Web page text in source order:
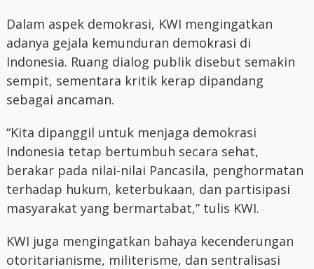
Dalam aspek demokrasi, KWI mengingatkan
adanya gejala kemunduran demokrasi di
Indonesia. Ruang dialog publik disebut semakin
sempit, sementara kritik kerap dipandang
sebagai ancaman.
“Kita dipanggil untuk menjaga demokrasi
Indonesia tetap bertumbuh secara sehat,
berakar pada nilai-nilai Pancasila, penghormatan
terhadap hukum, keterbukaan, dan partisipasi
masyarakat yang bermartabat,” tulis KWI.
KWI juga mengingatkan bahaya kecenderungan
otoritarianisme, militerisme, dan sentralisasi